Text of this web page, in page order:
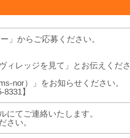
」からご応募ください。
ィレッジを見て」とお伝えくださ
nor）」をお知らせください。
】
てご連絡いたします。
さい。